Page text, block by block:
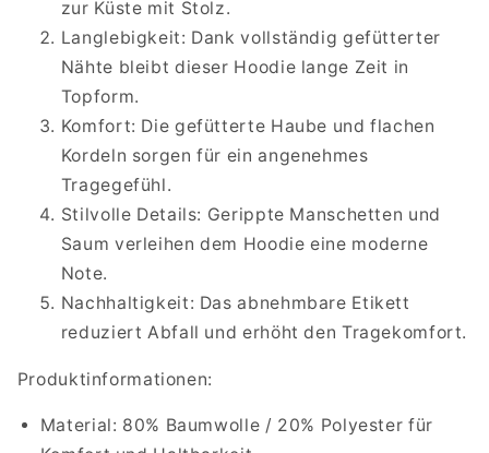
zur Küste mit Stolz.
Langlebigkeit: Dank vollständig gefütterter
Nähte bleibt dieser Hoodie lange Zeit in
Topform.
Komfort: Die gefütterte Haube und flachen
Kordeln sorgen für ein angenehmes
Tragegefühl.
Stilvolle Details: Gerippte Manschetten und
Saum verleihen dem Hoodie eine moderne
Note.
Nachhaltigkeit: Das abnehmbare Etikett
reduziert Abfall und erhöht den Tragekomfort.
Produktinformationen:
Material: 80% Baumwolle / 20% Polyester für